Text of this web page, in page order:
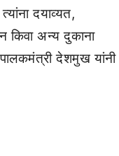
दयाव्यत,
किवा अन्य दुकाना
देशमुख यांनी